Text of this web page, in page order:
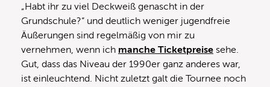
„Habt ihr zu viel Deckweiß genascht in der
Grundschule?“ und deutlich weniger jugendfreie
Äußerungen sind regelmäßig von mir zu
vernehmen, wenn ich manche Ticketpreise sehe.
Gut, dass das Niveau der 1990er ganz anderes war,
ist einleuchtend. Nicht zuletzt galt die Tournee noch